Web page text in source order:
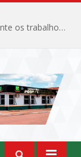
Câmara Municipal de Jacundá abre oficialmente os trabalhos legislativos de 2026